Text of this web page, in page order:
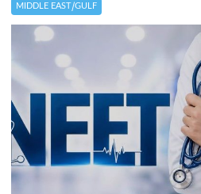
MIDDLE EAST/GULF